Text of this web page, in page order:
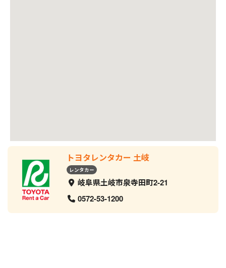
トヨタレンタカー 土岐
レンタカー
岐阜県土岐市泉寺田町2-21
0572-53-1200